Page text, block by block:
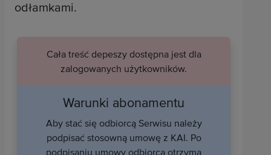
odłamkami.
Cała treść depeszy dostępna jest dla
zalogowanych użytkowników.
Warunki abonamentu
Aby stać się odbiorcą Serwisu należy
podpisać stosowną umowę z KAI. Po
podpisaniu umowy odbiorca otrzyma